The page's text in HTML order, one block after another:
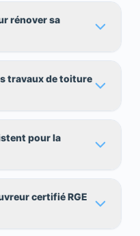
rénover sa
travaux de toiture
pour la
certifié RGE